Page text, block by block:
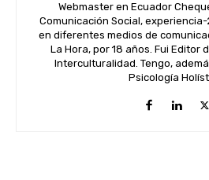
Webmaster en Ecuador
Comunicación Social,
en diferentes medios de
La Hora, por 18 años. Fui Editor
Interculturalidad. Tengo,
Psicología